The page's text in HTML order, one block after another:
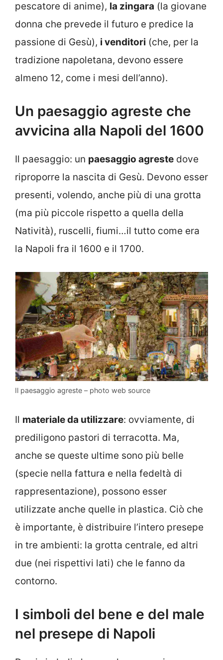
pescatore di anime), la zingara (la giovane
donna che prevede il futuro e predice la
passione di Gesù), i venditori (che, per la
tradizione napoletana, devono essere
almeno 12, come i mesi dell’anno).
Un paesaggio agreste che
avvicina alla Napoli del 1600
Il paesaggio: un paesaggio agreste dove
riproporre la nascita di Gesù. Devono esser
presenti, volendo, anche più di una grotta
(ma più piccole rispetto a quella della
Natività), ruscelli, fiumi…il tutto come era
la Napoli fra il 1600 e il 1700.
Il paesaggio agreste – photo web source
Il materiale da utilizzare: ovviamente, di
prediligono pastori di terracotta. Ma,
anche se queste ultime sono più belle
(specie nella fattura e nella fedeltà di
rappresentazione), possono esser
utilizzate anche quelle in plastica. Ciò che
è importante, è distribuire l’intero presepe
in tre ambienti: la grotta centrale, ed altri
due (nei rispettivi lati) che le fanno da
contorno.
I simboli del bene e del male
nel presepe di Napoli